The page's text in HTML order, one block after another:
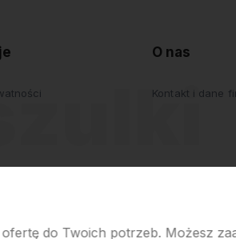
O nas
Kontakt i dane
do Twoich potrzeb. Możesz